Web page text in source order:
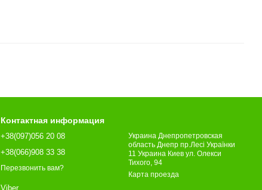
Контактная информация
+38(097)056 20 08
+38(066)908 33 38
Перезвонить вам?
Viber
Украина Днепропетровская
область Днепр пр.Лесі Українки
11 Украина Киев ул. Олекси
Тихого, 94
Карта проезда